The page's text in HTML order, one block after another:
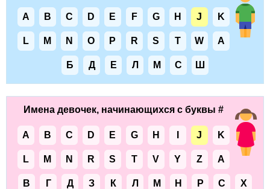
A B C D E F G H J K
L M N O P R S T W А
Б Д Е Л М С Ш
Имена девочек, начинающихся с буквы #
A B C D E G H J K
L M N R S T V Y Z А
В Г Д З К Л М Н Р С Х